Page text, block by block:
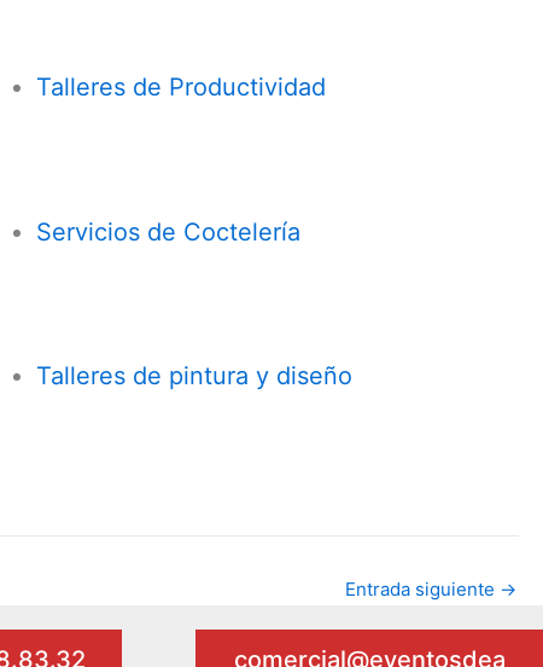
Talleres de Productividad
Servicios de Coctelería
Talleres de pintura y diseño
Entrada siguiente →
comercial@eventosdea